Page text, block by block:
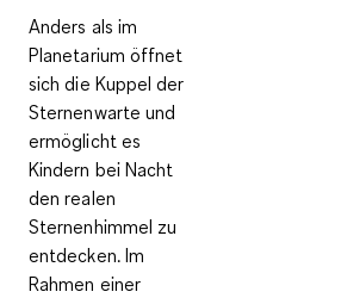
Anders als im
Planetarium öffnet
sich die Kuppel der
Sternenwarte und
ermöglicht es
Kindern bei Nacht
den realen
Sternenhimmel zu
entdecken. Im
Rahmen einer